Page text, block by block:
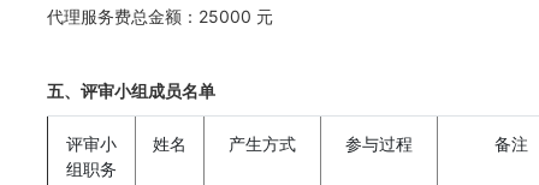
代理服务费总金额：25000 元
五、评审小组成员名单
评审小
组职务
姓名 产生方式 参与过程 备注